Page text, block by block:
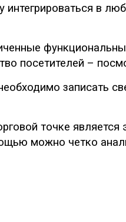
в
посетителей –
записать
точке
можно четко